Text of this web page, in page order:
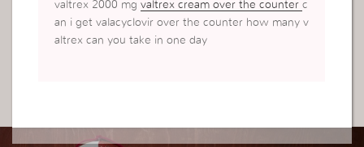
valtrex 2000 mgvaltrex cream over the counterc
an i get valacyclovir over the counter how many v
altrex can you take in one day